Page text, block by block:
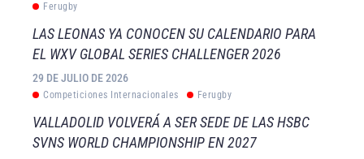
Ferugby
LAS LEONAS YA CONOCEN SU CALENDARIO PARA
EL WXV GLOBAL SERIES CHALLENGER 2026
29 DE JULIO DE 2026
Competiciones Internacionales Ferugby
VALLADOLID VOLVERÁ A SER SEDE DE LAS HSBC
SVNS WORLD CHAMPIONSHIP EN 2027